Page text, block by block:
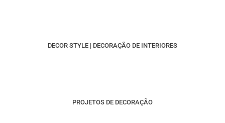
DECOR STYLE | DECORAÇÃO DE INTERIORES
PROJETOS DE DECORAÇÃO